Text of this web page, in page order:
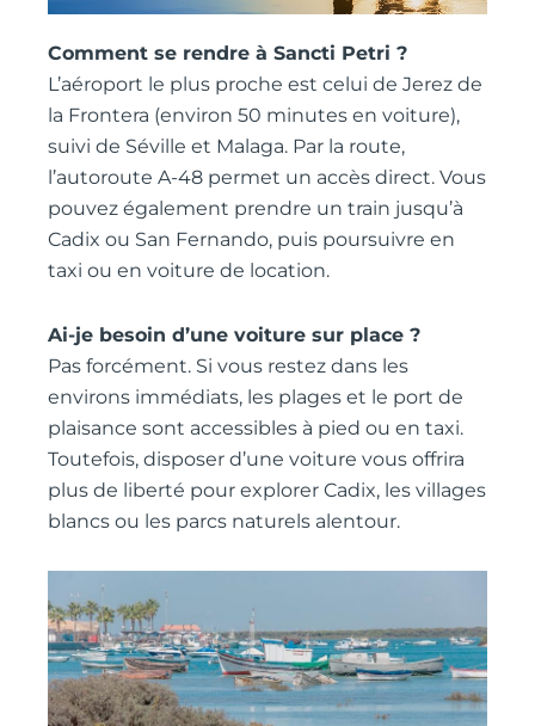
Comment se rendre à Sancti Petri ?
L’aéroport le plus proche est celui de Jerez de
la Frontera (environ 50 minutes en voiture),
suivi de Séville et Malaga. Par la route,
l’autoroute A-48 permet un accès direct. Vous
pouvez également prendre un train jusqu’à
Cadix ou San Fernando, puis poursuivre en
taxi ou en voiture de location.
Ai-je besoin d’une voiture sur place ?
Pas forcément. Si vous restez dans les
environs immédiats, les plages et le port de
plaisance sont accessibles à pied ou en taxi.
Toutefois, disposer d’une voiture vous offrira
plus de liberté pour explorer Cadix, les villages
blancs ou les parcs naturels alentour.